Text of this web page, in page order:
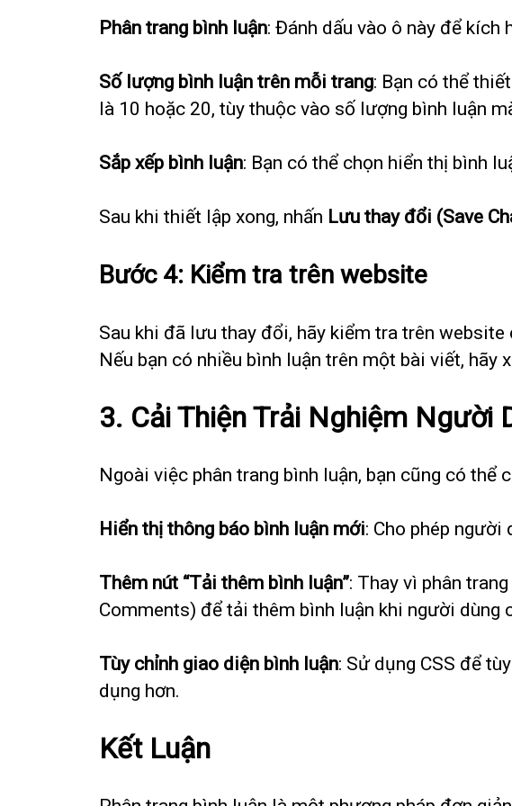
Phân trang bình luận: Đánh dấu vào ô này để kích
Số lượng bình luận trên mỗi trang: Bạn có thể
là 10 hoặc 20, tùy thuộc vào số lượng bình luận
Sắp xếp bình luận: Bạn có thể chọn hiển thị bình
Sau khi thiết lập xong, nhấn Lưu thay đổi (Save
Bước 4: Kiểm tra trên website
Sau khi đã lưu thay đổi, hãy kiểm tra trên
Nếu bạn có nhiều bình luận trên một bài viết,
3. Cải Thiện Trải Nghiệm Người
Ngoài việc phân trang bình luận, bạn cũng có thể
Hiển thị thông báo bình luận mới: Cho phép người
Thêm nút “Tải thêm bình luận”: Thay vì phân
Comments) để tải thêm bình luận khi người dùng
Tùy chỉnh giao diện bình luận: Sử dụng CSS để
dụng hơn.
Kết Luận